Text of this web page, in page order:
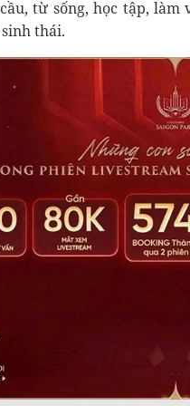
từ sống, học tập, làm
thái.